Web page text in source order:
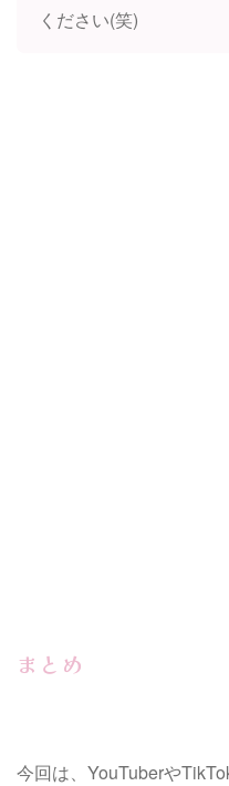
ください(笑)
まとめ
今回は、YouTuberや